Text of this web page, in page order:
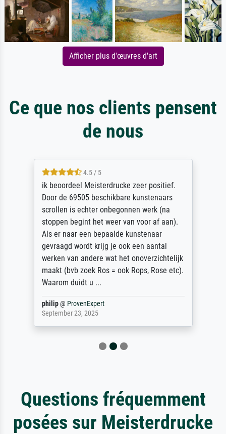
Afficher plus d'œuvres d'art
Ce que nos clients pensent
de nous
4.5 / 5
ik beoordeel Meisterdrucke zeer positief.
Door de 69505 beschikbare kunstenaars
scrollen is echter onbegonnen werk (na
stoppen begint het weer van voor af aan).
Als er naar een bepaalde kunstenaar
gevraagd wordt krijg je ook een aantal
werken van andere wat het onoverzichtelijk
maakt (bvb zoek Ros = ook Rops, Rose etc).
Waarom duidt u ...
philip@ ProvenExpert
September 23, 2025
Questions fréquemment
posées sur Meisterdrucke